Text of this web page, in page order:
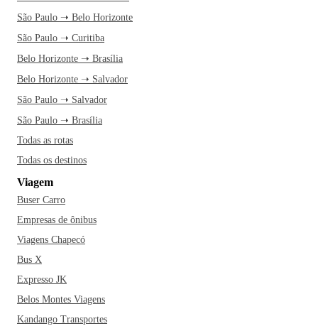
São Paulo ➝ Belo Horizonte
São Paulo ➝ Curitiba
Belo Horizonte ➝ Brasília
Belo Horizonte ➝ Salvador
São Paulo ➝ Salvador
São Paulo ➝ Brasília
Todas as rotas
Todas os destinos
Viagem
Buser Carro
Empresas de ônibus
Viagens Chapecó
Bus X
Expresso JK
Belos Montes Viagens
Kandango Transportes